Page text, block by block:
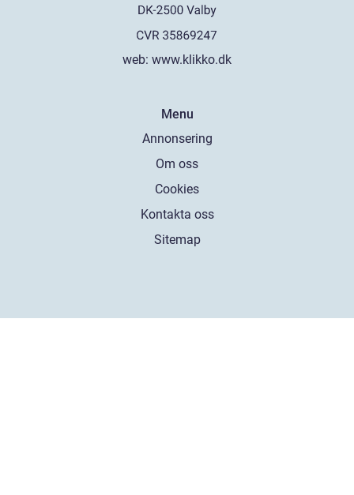
web: www.klikko.dk
Menu
Annonsering
Om oss
Cookies
Kontakta oss
Sitemap